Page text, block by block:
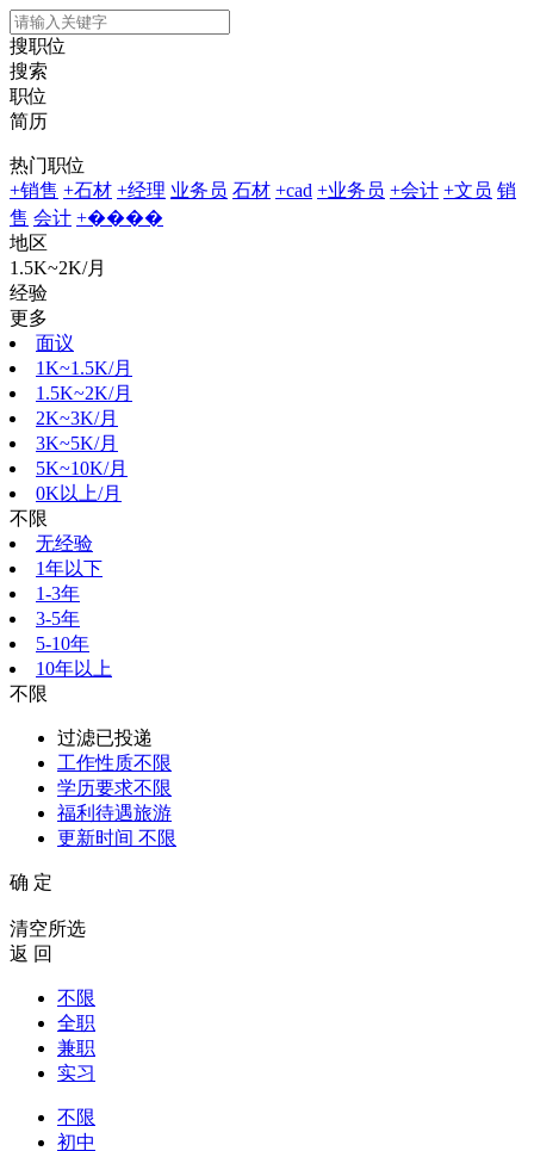
搜职位
搜索
职位
简历
热门职位
+销售 +石材 +经理 业务员 石材 +cad +业务员 +会计 +文员 销
售 会计 +����
地区
1.5K~2K/月
经验
更多
面议
1K~1.5K/月
1.5K~2K/月
2K~3K/月
3K~5K/月
5K~10K/月
0K以上/月
不限
无经验
1年以下
1-3年
3-5年
5-10年
10年以上
不限
过滤已投递
工作性质不限
学历要求不限
福利待遇旅游
更新时间 不限
确 定
清空所选
返 回
不限
全职
兼职
实习
不限
初中